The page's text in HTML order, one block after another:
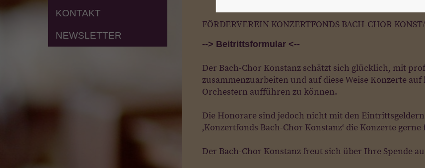
KONTAKT
NEWSLETTER
FÖRDERVEREIN KONZERTFONDS BACH-CHOR
--> Beitrittsformular <--
Der Bach-Chor Konstanz schätzt sich glücklich, mit
zusammenzuarbeiten und auf diese Weise Konzerte
Orchestern aufführen zu können.
Die Honorare sind jedoch nicht mit den
‚Konzertfonds Bach-Chor Konstanz‘ die Konzerte
Der Bach-Chor Konstanz freut sich über Ihre Spende